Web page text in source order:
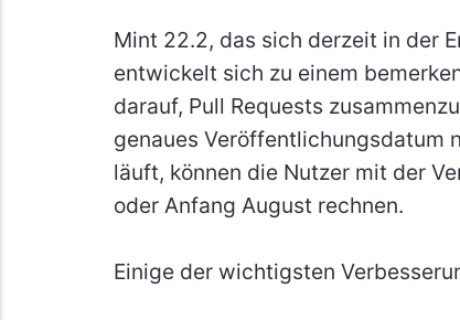
Mint 22.2, das sich derzeit in der
entwickelt sich zu einem
darauf, Pull Requests
genaues Veröffentlichungsdatum
läuft, können die Nutzer mit der
oder Anfang August rechnen.
Einige der wichtigsten